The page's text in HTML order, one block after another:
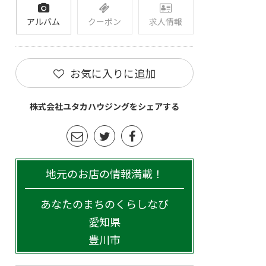
アルバム クーポン 求人情報
お気に入りに追加
株式会社ユタカハウジングをシェアする
地元のお店の情報満載！
あなたのまちのくらしなび
愛知県
豊川市